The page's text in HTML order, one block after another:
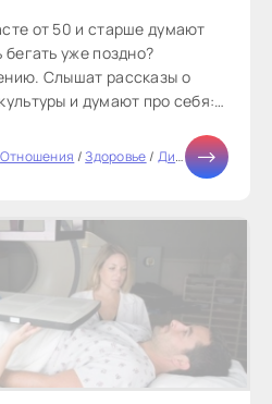
от 50 и старше думают
уже поздно?
Слышат рассказы о
и думают про себя:
Отношения /Здоровье/ Диеты /Тесты